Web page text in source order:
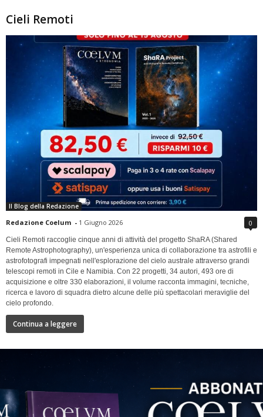
Cieli Remoti
Il Blog della Redazione
Redazione Coelum - 1 Giugno 2026 0
Cieli Remoti raccoglie cinque anni di attività del progetto ShaRA (Shared
Remote Astrophotography), un'esperienza unica di collaborazione tra astrofili e
astrofotografi impegnati nell'esplorazione del cielo australe attraverso grandi
telescopi remoti in Cile e Namibia. Con 22 progetti, 34 autori, 493 ore di
acquisizione e oltre 330 elaborazioni, il volume racconta immagini, tecniche,
ricerca e lavoro di squadra dietro alcune delle più spettacolari meraviglie del
cielo profondo.
Continua a leggere